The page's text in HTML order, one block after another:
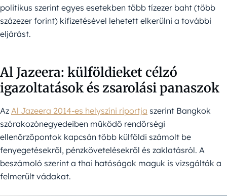
politikus szerint egyes esetekben több tízezer baht (több
százezer forint) kifizetésével lehetett elkerülni a további
eljárást.
Al Jazeera: külföldieket célzó
igazoltatások és zsarolási panaszok
Az Al Jazeera 2014-es helyszíni riportja szerint Bangkok
szórakozónegyedeiben működő rendőrségi
ellenőrzőpontok kapcsán több külföldi számolt be
fenyegetésekről, pénzkövetelésekről és zaklatásról. A
beszámoló szerint a thai hatóságok maguk is vizsgálták a
felmerült vádakat.